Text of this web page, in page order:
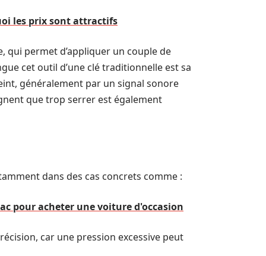
les prix sont attractifs
qui permet d’appliquer un couple de
cet outil d’une clé traditionnelle est sa
généralement par un signal sonore
que trop serrer est également
dans des cas concrets comme :
pour acheter une voiture d'occasion
car une pression excessive peut